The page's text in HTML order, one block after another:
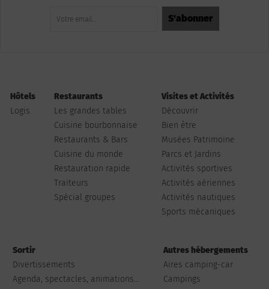
Hôtels
Logis
Restaurants
Les grandes tables
Cuisine bourbonnaise
Restaurants & Bars
Cuisine du monde
Restauration rapide
Traiteurs
Spécial groupes
Visites et Activités
Découvrir
Bien être
Musées Patrimoine
Parcs et Jardins
Activités sportives
Activités aériennes
Activités nautiques
Sports mécaniques
Sortir
Divertissements
Agenda, spectacles, animations...
Autres hébergements
Aires camping-car
Campings